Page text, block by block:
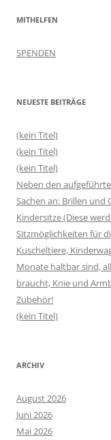
MITHELFEN
SPENDEN
NEUESTE BEITRÄGE
(kein Titel)
(kein Titel)
(kein Titel)
Neben den
Sachen an: Brillen und
Kindersitze (Diese
Sitzmöglichkeiten für
Kuscheltiere,
Monate haltbar sind,
braucht, Knie und
Zubehör!
(kein Titel)
ARCHIV
August 2026
Juni 2026
Mai 2026